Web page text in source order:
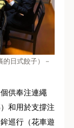
日式餃子）－
供奉注連繩
和用於支撐注
巡行（花車遊